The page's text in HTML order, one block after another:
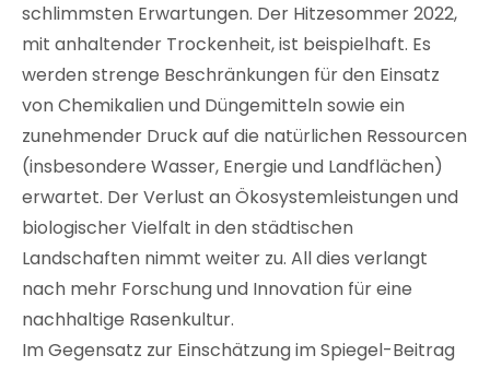
schlimmsten Erwartungen. Der Hitzesommer 2022,
mit anhaltender Trockenheit, ist beispielhaft. Es
werden strenge Beschränkungen für den Einsatz
von Chemikalien und Düngemitteln sowie ein
zunehmender Druck auf die natürlichen Ressourcen
(insbesondere Wasser, Energie und Landflächen)
erwartet. Der Verlust an Ökosystemleistungen und
biologischer Vielfalt in den städtischen
Landschaften nimmt weiter zu. All dies verlangt
nach mehr Forschung und Innovation für eine
nachhaltige Rasenkultur.
Im Gegensatz zur Einschätzung im Spiegel-Beitrag